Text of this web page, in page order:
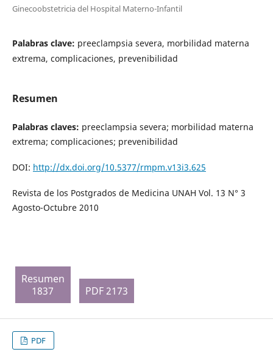
Ginecoobstetricia del Hospital Materno-Infantil
Palabras clave: preeclampsia severa, morbilidad materna
extrema, complicaciones, prevenibilidad
Resumen
Palabras claves: preeclampsia severa; morbilidad materna
extrema; complicaciones; prevenibilidad
DOI: http://dx.doi.org/10.5377/rmpm.v13i3.625
Revista de los Postgrados de Medicina UNAH Vol. 13 N° 3
Agosto-Octubre 2010
Resumen
1837
PDF 2173
PDF